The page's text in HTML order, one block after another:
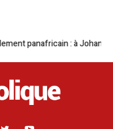
: à Johannesburg, Aimé